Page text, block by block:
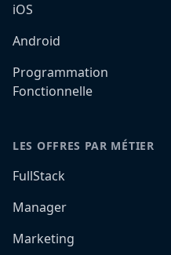
iOS
Android
Programmation
Fonctionnelle
LES OFFRES PAR MÉTIER
FullStack
Manager
Marketing